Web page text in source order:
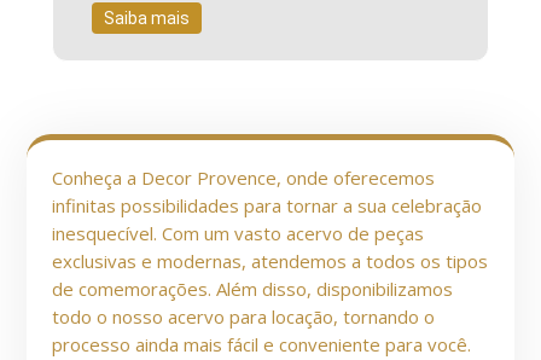
Saiba mais
Conheça a Decor Provence, onde oferecemos
infinitas possibilidades para tornar a sua celebração
inesquecível. Com um vasto acervo de peças
exclusivas e modernas, atendemos a todos os tipos
de comemorações. Além disso, disponibilizamos
todo o nosso acervo para locação, tornando o
processo ainda mais fácil e conveniente para você.